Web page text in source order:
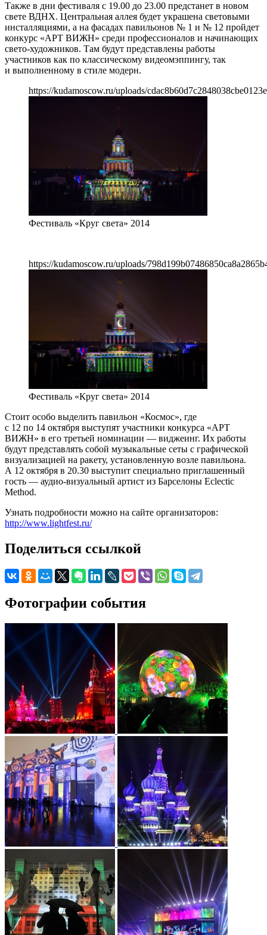
Также в дни фестиваля с 19.00 до 23.00 предстанет в новом
свете ВДНХ. Центральная аллея будет украшена световыми
инсталляциями, а на фасадах павильонов № 1 и № 12 пройдет
конкурс «АРТ ВИЖН» среди профессионалов и начинающих
свето-художников. Там будут представлены работы
участников как по классическому видеомэппингу, так
и выполненному в стиле модерн.
https://kudamoscow.ru/uploads/
Фестиваль «Круг света» 2014
https://kudamoscow.ru/uploads/
Фестиваль «Круг света» 2014
Стоит особо выделить павильон «Космос», где
с 12 по 14 октября выступят участники конкурса «АРТ
ВИЖН» в его третьей номинации — виджеинг. Их работы
будут представлять собой музыкальные сеты с графической
визуализацией на ракету, установленную возле павильона.
А 12 октября в 20.30 выступит специально приглашенный
гость — аудио-визуальный артист из Барселоны Eclectic
Method.
Узнать подробности можно на сайте организаторов:
http://www.lightfest.ru/
Поделиться ссылкой
Фотографии события